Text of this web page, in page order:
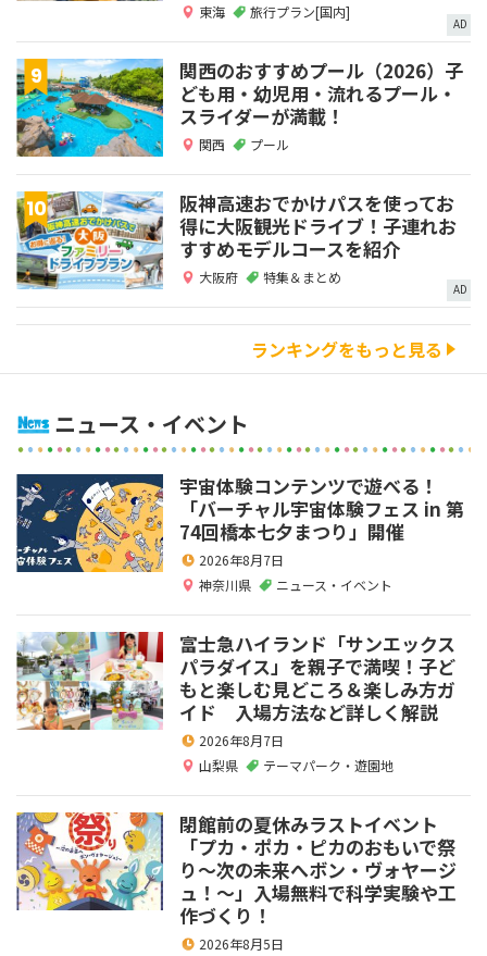
東海 旅行プラン[国内]
AD
関西のおすすめプール（2026）子
ども用・幼児用・流れるプール・
スライダーが満載！
関西 プール
阪神高速おでかけパスを使ってお
得に大阪観光ドライブ！子連れお
すすめモデルコースを紹介
大阪府 特集＆まとめ
AD
ランキングをもっと見る
ニュース・イベント
宇宙体験コンテンツで遊べる！
「バーチャル宇宙体験フェス in 第
74回橋本七夕まつり」開催
2026年8月7日
神奈川県
ニュース・イベント
富士急ハイランド「サンエックス
パラダイス」を親子で満喫！子ど
もと楽しむ見どころ＆楽しみ方ガ
イド 入場方法など詳しく解説
2026年8月7日
山梨県
テーマパーク・遊園地
閉館前の夏休みラストイベント
「プカ・ポカ・ピカのおもいで祭
り～次の未来へボン・ヴォヤージ
ュ！～」入場無料で科学実験や工
作づくり！
2026年8月5日